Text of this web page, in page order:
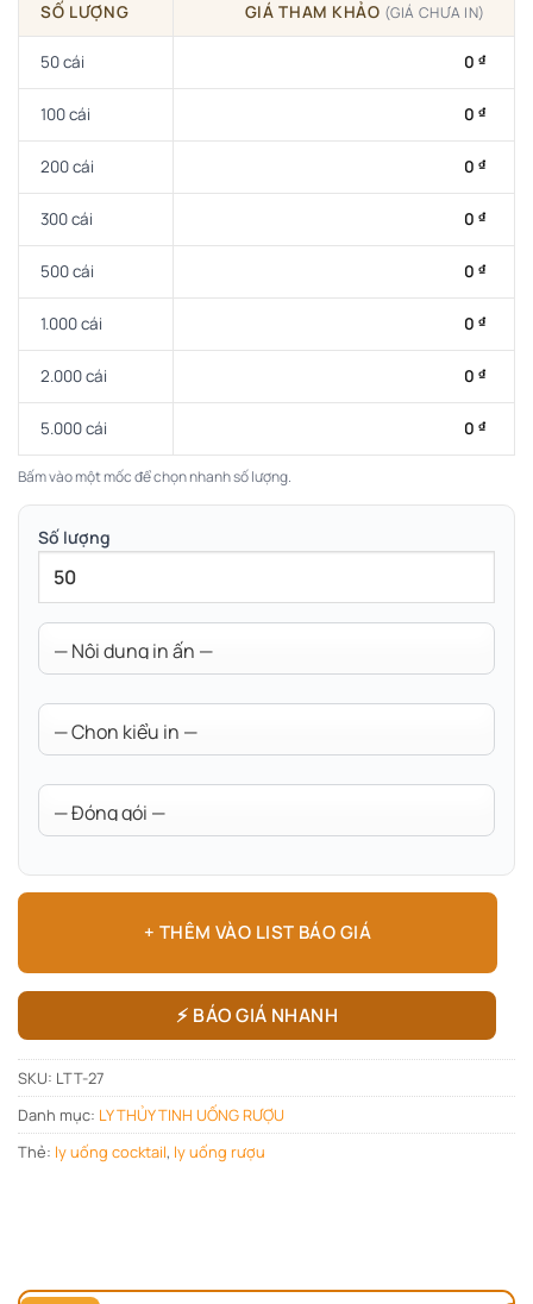
SỐ LƯỢNG GIÁ THAM KHẢO (GIÁ CHƯA IN)
50 cái 0 ₫
100 cái 0 ₫
200 cái 0 ₫
300 cái 0 ₫
500 cái 0 ₫
1.000 cái 0 ₫
2.000 cái 0 ₫
5.000 cái 0 ₫
Bấm vào một mốc để chọn nhanh số lượng.
Số lượng
+ THÊM VÀO LIST BÁO GIÁ
⚡ BÁO GIÁ NHANH
SKU: LTT-27
Danh mục: LY THỦY TINH UỐNG RƯỢU
Thẻ: ly uống cocktail, ly uống rượu